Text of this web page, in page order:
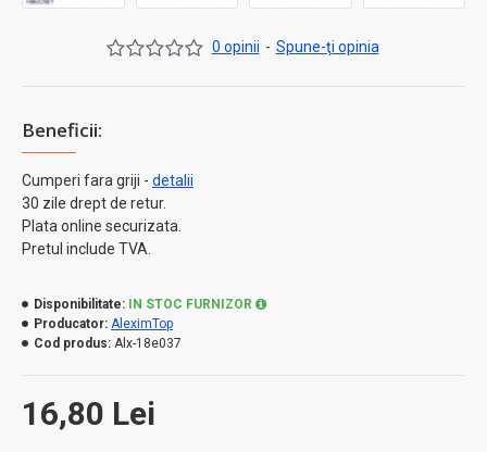
Beneficii:
Cumperi fara griji - detalii
30 zile drept de retur.
Plata online securizata.
Pretul include TVA.
0 opinii - Spune-ţi opinia
16,80 Lei
Disponibilitate: IN STOC FURNIZOR
Producator: AleximTop
Cod produs: Alx-18e037